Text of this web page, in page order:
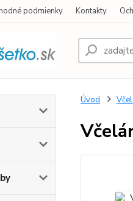
podmienky Kontakty
Úvod